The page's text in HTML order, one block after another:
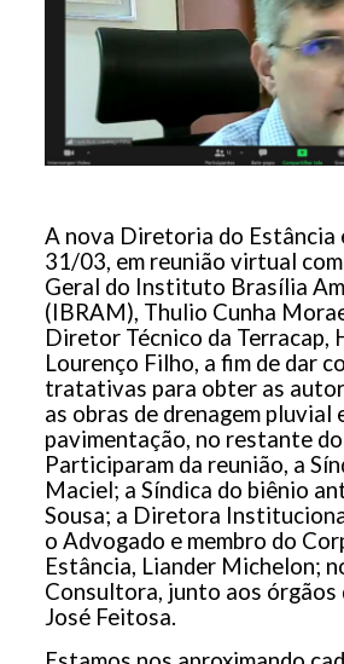
A nova Diretoria do Estância
31/03, em reunião virtual
Geral do Instituto Brasília
(IBRAM), Thulio Cunha
Diretor Técnico da Terracap,
Lourenço Filho, a fim de dar
tratativas para obter as
as obras de drenagem pluvial
pavimentação, no restante
Participaram da reunião, a
Maciel; a Síndica do biênio
Sousa; a Diretora
o Advogado e membro do
Estância, Liander Michelon;
Consultora, junto aos órgãos
José Feitosa.